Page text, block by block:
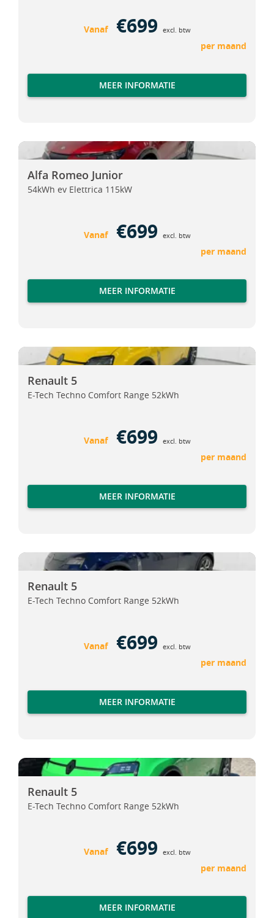
Vanaf €699 excl. btw
per maand
MEER INFORMATIE
Alfa Romeo Junior
Alfa Romeo Junior
Alfa Romeo Junior
54kWh ev Elettrica 115kW
Vanaf €699 excl. btw
per maand
MEER INFORMATIE
Renault 5
Renault 5
Renault 5
E-Tech Techno Comfort Range 52kWh
Vanaf €699 excl. btw
per maand
MEER INFORMATIE
Renault 5
Renault 5
Renault 5
E-Tech Techno Comfort Range 52kWh
Vanaf €699 excl. btw
per maand
MEER INFORMATIE
Renault 5
Renault 5
Renault 5
E-Tech Techno Comfort Range 52kWh
Vanaf €699 excl. btw
per maand
MEER INFORMATIE